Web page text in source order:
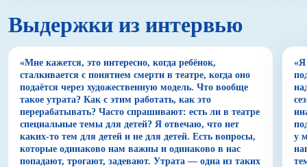
всем этим — безграничная нежность, хрустальная
уязвимость и страстное желание любви, способной
оправдать боль. Показывая историю потерянного,
ищущего смыслы молодого человека, которому
только предстоит принять себя и перестать искать
опору вовне, Мурат Абулкатинов создает
пространство искреннего сопереживания.
Спектакль имеет терапевтический эффект, если
подключиться к нему и пройти историю вместе с
главной героиней так, как это делает режиссер.
Выдержки из интервью
«Мне кажется, это интересно, когда ребёнок,
сталкивается с понятием смерти в театре, когда оно
подаётся через художественную модель. Что вообще
такое утрата? Как с этим работать, как это
перерабатывать? Часто спрашивают: есть ли в театре
специальные темы для детей? Я отвечаю, что нет
каких-то тем для детей и не для детей. Есть вопросы,
которые одинаково нам важны и одинаково в нас
попадают, трогают, задевают. Утрата — одна из таких
«Я
у